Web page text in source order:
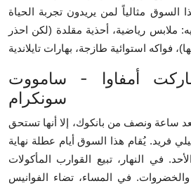
السوق مثالياً لمن يريدون تجربة الحياة
ملابس رياضية، أحذية مقلدة (لكن احذر
أمفاوا - سامووت
سونكرام
ساعة ونصف من بانكوك، إلا أنها تستحق
فريد. يُقام هذا السوق أيام عطلة نهاية
في النهار، تبيع القوارب المأكولات
والخضروات. في المساء، تضاء الفوانيس